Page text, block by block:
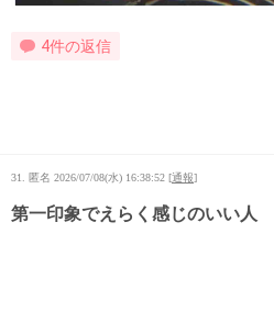
4件の返信
31. 匿名 2026/07/08(水) 16:38:52 [通報]
第一印象でえらく感じのいい人